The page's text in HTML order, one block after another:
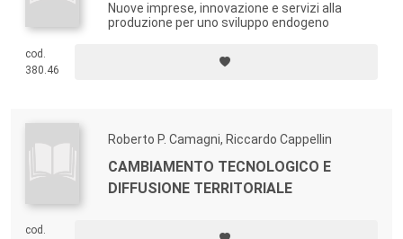
Nuove imprese, innovazione e servizi alla
produzione per uno sviluppo endogeno
cod.
380.46
Roberto P. Camagni, Riccardo Cappellin
CAMBIAMENTO TECNOLOGICO E
DIFFUSIONE TERRITORIALE
cod.